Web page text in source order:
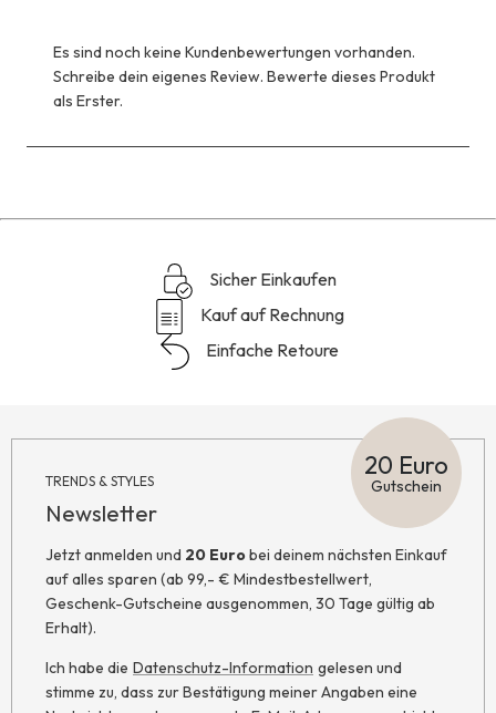
Es sind noch keine Kundenbewertungen vorhanden.
Schreibe dein eigenes Review. Bewerte dieses Produkt
als Erster.
Sicher Einkaufen
Kauf auf Rechnung
Einfache Retoure
TRENDS & STYLES
Newsletter
20 Euro
Gutschein
Jetzt anmelden und 20 Eurobei deinem nächsten Einkauf
auf alles sparen (ab 99,- € Mindestbestellwert,
Geschenk-Gutscheine ausgenommen, 30 Tage gültig ab
Erhalt).
Ich habe die Datenschutz-Information gelesen und
stimme zu, dass zur Bestätigung meiner Angaben eine